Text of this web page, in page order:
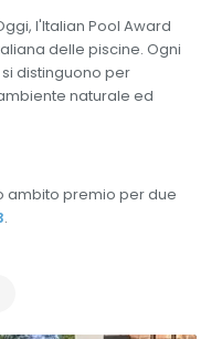
l'Italian Pool Award
delle piscine. Ogni
distinguono per
naturale ed
ambito premio per due
.